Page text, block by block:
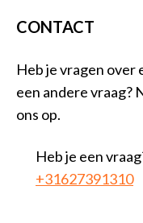
CONTACT
Heb je vragen over
een andere vraag?
ons op.
Heb je een
+31627391310